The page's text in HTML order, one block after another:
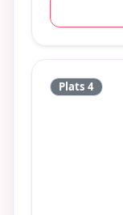
Plats 4